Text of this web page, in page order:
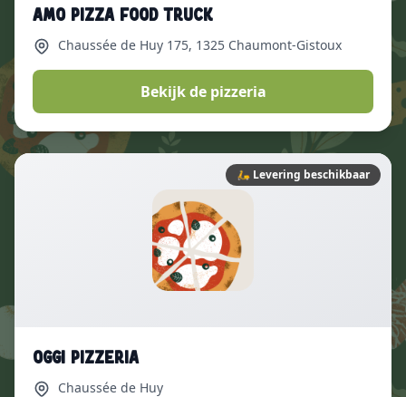
Amo Pizza Food Truck
Chaussée de Huy 175, 1325 Chaumont-Gistoux
Bekijk de pizzeria
🛵 Levering beschikbaar
OGGI Pizzeria
Chaussée de Huy